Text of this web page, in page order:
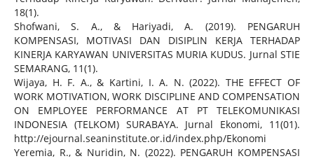
18(1).
Shofwani, S. A., & Hariyadi, A. (2019). PENGARUH
KOMPENSASI, MOTIVASI DAN DISIPLIN KERJA TERHADAP
KINERJA KARYAWAN UNIVERSITAS MURIA KUDUS. Jurnal STIE
SEMARANG, 11(1).
Wijaya, H. F. A., & Kartini, I. A. N. (2022). THE EFFECT OF
WORK MOTIVATION, WORK DISCIPLINE AND COMPENSATION
ON EMPLOYEE PERFORMANCE AT PT TELEKOMUNIKASI
INDONESIA (TELKOM) SURABAYA. Jurnal Ekonomi, 11(01).
http://ejournal.seaninstitute.or.id/index.php/Ekonomi
Yeremia, R., & Nuridin, N. (2022). PENGARUH KOMPENSASI